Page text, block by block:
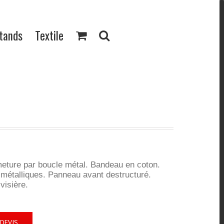
Textile
par boucle métal. Bandeau en coton.
Panneau avant destructuré.